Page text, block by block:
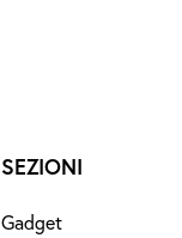
SEZIONI
Gadget